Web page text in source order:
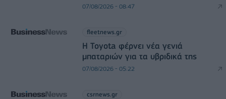
07/08/2026 - 08:47
fleetnews.gr
Η Toyota φέρνει νέα γενιά
μπαταριών για τα υβριδικά της
07/08/2026 - 05:22
csrnews.gr